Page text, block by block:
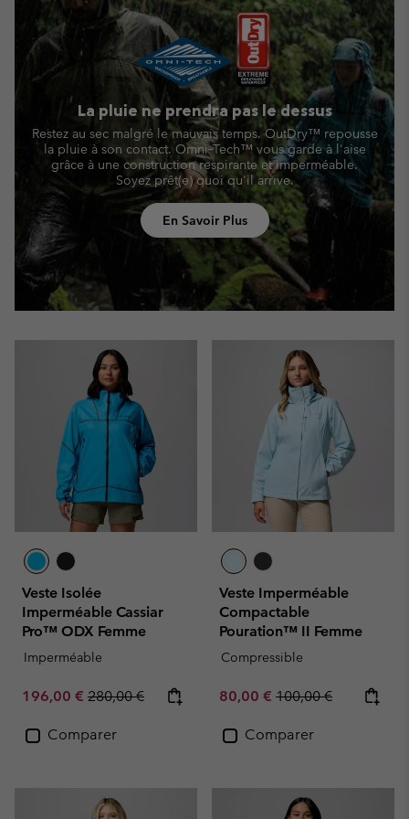
La pluie ne prendra pas le dessus
Restez au sec malgré le mauvais temps. OutDry™ repousse
la pluie à son contact. Omni‑Tech™ vous garde à l'aise
grâce à une construction respirante et imperméable.
Soyez prêt(e) quoi qu'il arrive.
En Savoir Plus
Veste Isolée
Imperméable Cassiar
Pro™ ODX Femme
Imperméable
Sale price:
196,00 € Regular price:
280,00 €
Comparer
Veste Imperméable
Compactable
Pouration™ II Femme
Compressible
Sale price:
80,00 € Regular price:
100,00 €
Comparer